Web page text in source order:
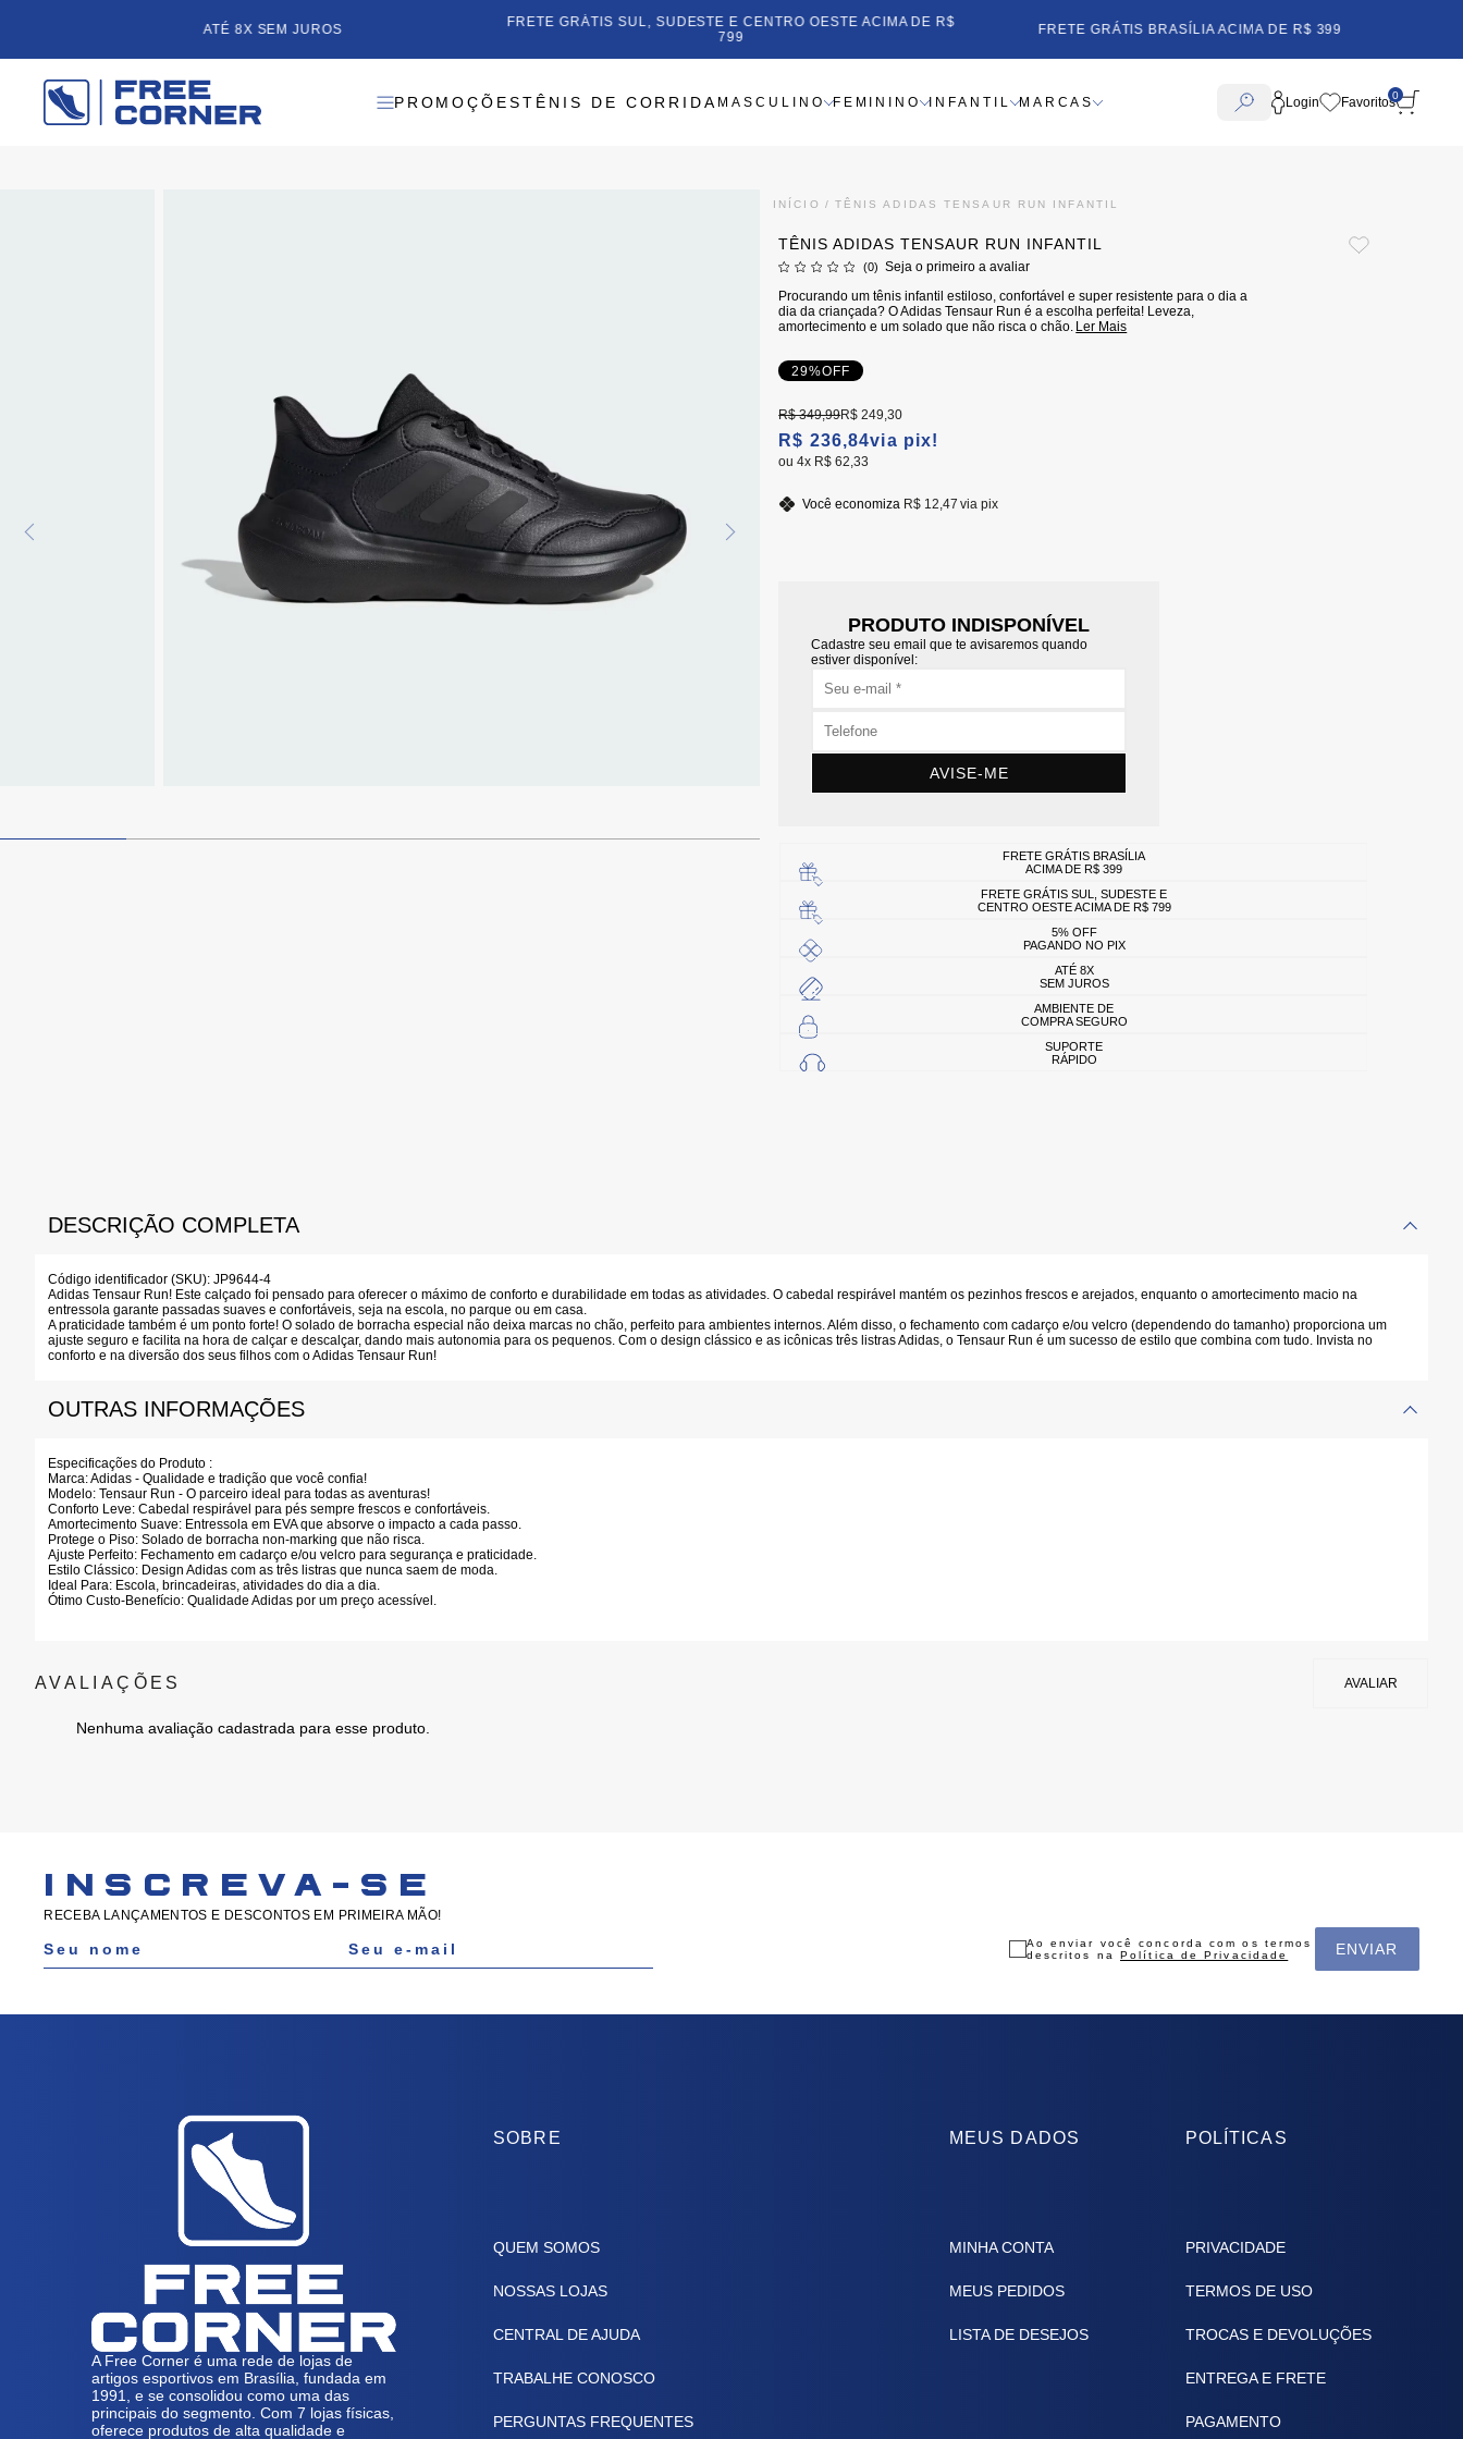
ATÉ 8X SEM JUROS
FRETE GRÁTIS SUL, SUDESTE E CENTRO OESTE ACIMA DE R$
799
FRETE GRÁTIS BRASÍLIA ACIMA DE R$ 399
PROMOÇÕESTÊNIS DE CORRIDA MASCULINO FEMININO INFANTIL MARCAS Login 0
INÍCIO TÊNIS ADIDAS TENSAUR RUN INFANTIL
TÊNIS ADIDAS TENSAUR RUN INFANTIL
(0)
Seja o primeiro a avaliar
Procurando um tênis infantil estiloso, confortável e super resistente para o dia a
dia da criançada? O Adidas Tensaur Run é a escolha perfeita! Leveza,
amortecimento e um solado que não risca o chão. Ler Mais
29%OFF
R$ 236,84via pix!
R$ 349,99R$ 249,30
4x R$ 62,33
Você economiza R$ 12,47 via pix
PRODUTO INDISPONÍVEL
Cadastre seu email que te avisaremos quando
estiver disponível:
AVISE-ME
FRETE GRÁTIS BRASÍLIA
ACIMA DE R$ 399
FRETE GRÁTIS SUL, SUDESTE E
CENTRO OESTE ACIMA DE R$ 799
5% OFF
PAGANDO NO PIX
ATÉ 8X
SEM JUROS
AMBIENTE DE
COMPRA SEGURO
SUPORTE
RÁPIDO
DESCRIÇÃO COMPLETA
Código identificador (SKU): JP9644-4
Adidas Tensaur Run! Este calçado foi pensado para oferecer o máximo de conforto e durabilidade em todas as atividades. O cabedal respirável mantém os pezinhos frescos e arejados, enquanto o amortecimento macio na
entressola garante passadas suaves e confortáveis, seja na escola, no parque ou em casa.
A praticidade também é um ponto forte! O solado de borracha especial não deixa marcas no chão, perfeito para ambientes internos. Além disso, o fechamento com cadarço e/ou velcro (dependendo do tamanho) proporciona um
ajuste seguro e facilita na hora de calçar e descalçar, dando mais autonomia para os pequenos. Com o design clássico e as icônicas três listras Adidas, o Tensaur Run é um sucesso de estilo que combina com tudo. Invista no
conforto e na diversão dos seus filhos com o Adidas Tensaur Run!
OUTRAS INFORMAÇÕES
Especificações do Produto :
Marca:Adidas - Qualidade e tradição que você confia!
Modelo: Tensaur Run - O parceiro ideal para todas as aventuras!
Conforto Leve: Cabedal respirável para pés sempre frescos e confortáveis.
Amortecimento Suave: Entressola em EVA que absorve o impacto a cada passo.
Protege o Piso: Solado de borracha non-marking que não risca.
Ajuste Perfeito: Fechamento em cadarço e/ou velcro para segurança e praticidade.
Estilo Clássico: Design Adidas com as três listras que nunca saem de moda.
Ideal Para: Escola, brincadeiras, atividades do dia a dia.
Ótimo Custo-Benefício: Qualidade Adidas por um preço acessível.
Nenhuma avaliação cadastrada para esse produto.
INSCREVA-SE
RECEBA LANÇAMENTOS E DESCONTOS EM PRIMEIRA MÃO!
ENVIAR
Ao enviar você concorda com os termos
descritos na Política de Privacidade
A Free Corner é uma rede de lojas de
artigos esportivos em Brasília, fundada em
1991, e se consolidou como uma das
principais do segmento. Com 7 lojas físicas,
oferece produtos de alta qualidade e
SOBRE
QUEM SOMOS
NOSSAS LOJAS
CENTRAL DE AJUDA
TRABALHE CONOSCO
PERGUNTAS FREQUENTES
MEUS DADOS
MINHA CONTA
MEUS PEDIDOS
LISTA DE DESEJOS
POLÍTICAS
PRIVACIDADE
TERMOS DE USO
TROCAS E DEVOLUÇÕES
ENTREGA E FRETE
PAGAMENTO